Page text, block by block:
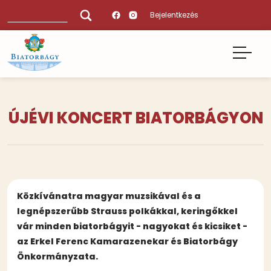
tartalomra
Bejelentkezés
ÚJÉVI KONCERT BIATORBÁGYON
Közkívánatra magyar muzsikával és a
legnépszerűbb Strauss polkákkal, keringőkkel
vár minden biatorbágyit - nagyokat és kicsiket -
az Erkel Ferenc Kamarazenekar és Biatorbágy
Önkormányzata.